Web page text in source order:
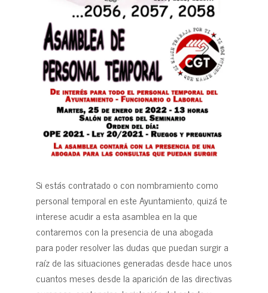
Si estás contratado o con nombramiento como
personal temporal en este Ayuntamiento, quizá te
interese acudir a esta asamblea en la que
contaremos con la presencia de una abogada
para poder resolver las dudas que puedan surgir a
raíz de las situaciones generadas desde hace unos
cuantos meses desde la aparición de las directivas